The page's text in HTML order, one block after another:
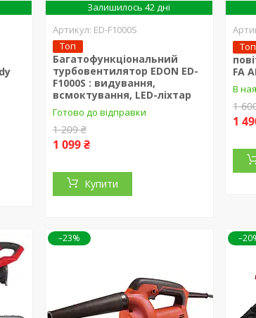
Залишилось 42 дні
ED-F1000S
Топ
Багатофункціональний
турбовентилятор EDON ED-
F1000S : видування,
всмоктування, LED-ліхтар
Готово до відправки
1 209 ₴
1 099 ₴
Купити
Топ
FA
В
1
1
–23%